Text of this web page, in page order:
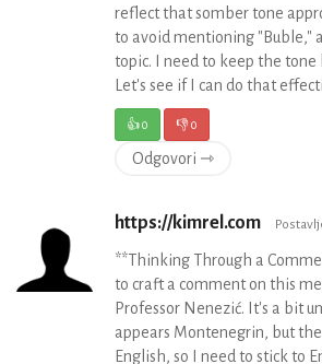
reflect that somber tone
to avoid mentioning "Buble,"
topic. I need to keep the tone
Let's see if I can do that
👍0 👎0
Odgovori ⇾
https://kimrel.com
**Thinking Through a
to craft a comment on this
Professor Nenezić. It's a bit
appears Montenegrin, but
English, so I need to stick to